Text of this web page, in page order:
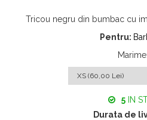
Tricou negru din bumbac cu
Pentru:
Marime:
5IN
Durata de